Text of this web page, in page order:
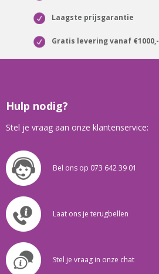
Laagste prijsgarantie
Gratis levering vanaf €1000,-
Hulp nodig?
Stel je vraag aan onze klantenservice:
Bel ons op 073 642 39 01
Laat ons je terugbellen
Stel je vraag in onze chat